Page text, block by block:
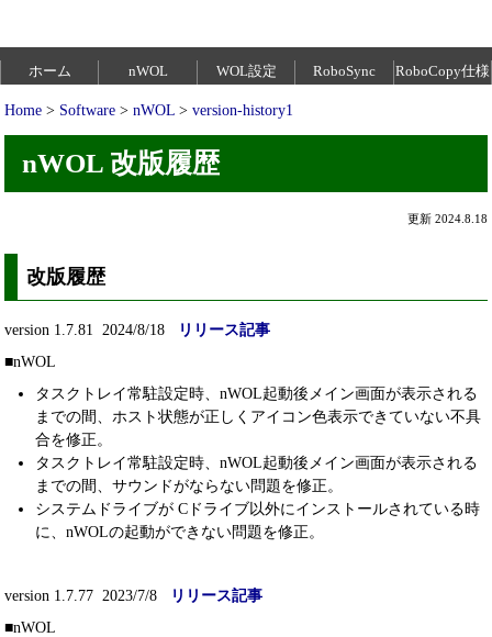
ホーム nWOL WOL設定 RoboSync RoboCopy仕様
Home > Software > nWOL > version-history1
nWOL 改版履歴
更新 2024.8.18
改版履歴
version 1.7.81 2024/8/18
リリース記事
■nWOL
タスクトレイ常駐設定時、nWOL起動後メイン画面が表示される
までの間、ホスト状態が正しくアイコン色表示できていない不具
合を修正。
タスクトレイ常駐設定時、nWOL起動後メイン画面が表示される
までの間、サウンドがならない問題を修正。
システムドライブが Cドライブ以外にインストールされている時
に、nWOLの起動ができない問題を修正。
version 1.7.77 2023/7/8
リリース記事
■nWOL